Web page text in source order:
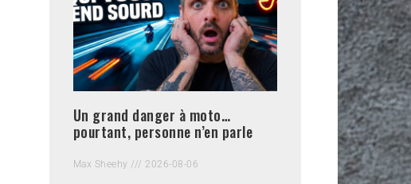
Un grand danger à moto…
pourtant, personne n’en parle
Max Sheehy 2026-08-06